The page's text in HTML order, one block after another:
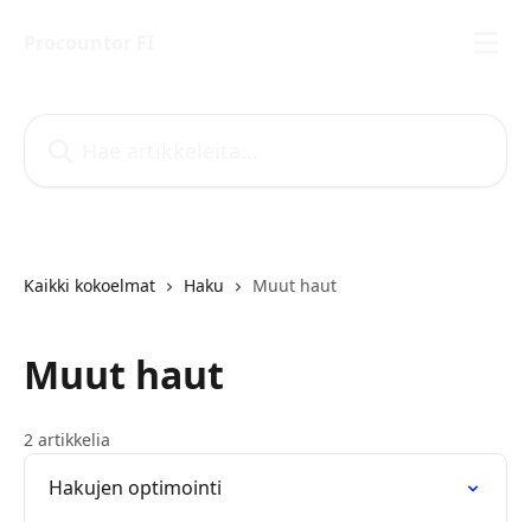
Kaikki kokoelmat Haku Muut haut
Muut haut
2 artikkelia
Hakujen optimointi